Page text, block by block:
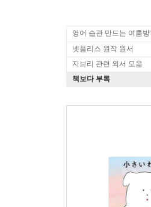
영어 습관 만드는 여름
넷플리스 원작 원서
지브리 관련 외서 모음
책보다 부록